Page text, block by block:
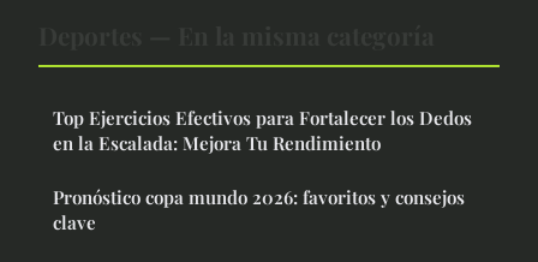
Top Ejercicios Efectivos para Fortalecer los Dedos
en la Escalada: Mejora Tu Rendimiento
Pronóstico copa mundo 2026: favoritos y consejos
clave